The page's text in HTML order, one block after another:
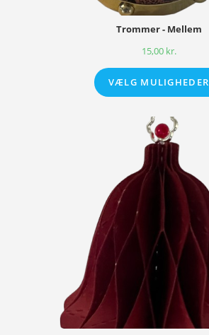
Trommer - Mellem
15,00 kr.
VÆLG MULIGHEDER